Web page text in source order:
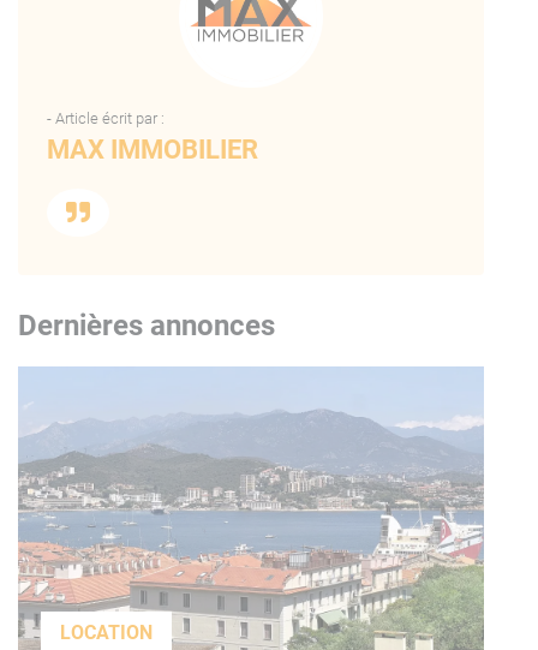
- Article écrit par :
MAX IMMOBILIER
Dernières annonces
LOCATION